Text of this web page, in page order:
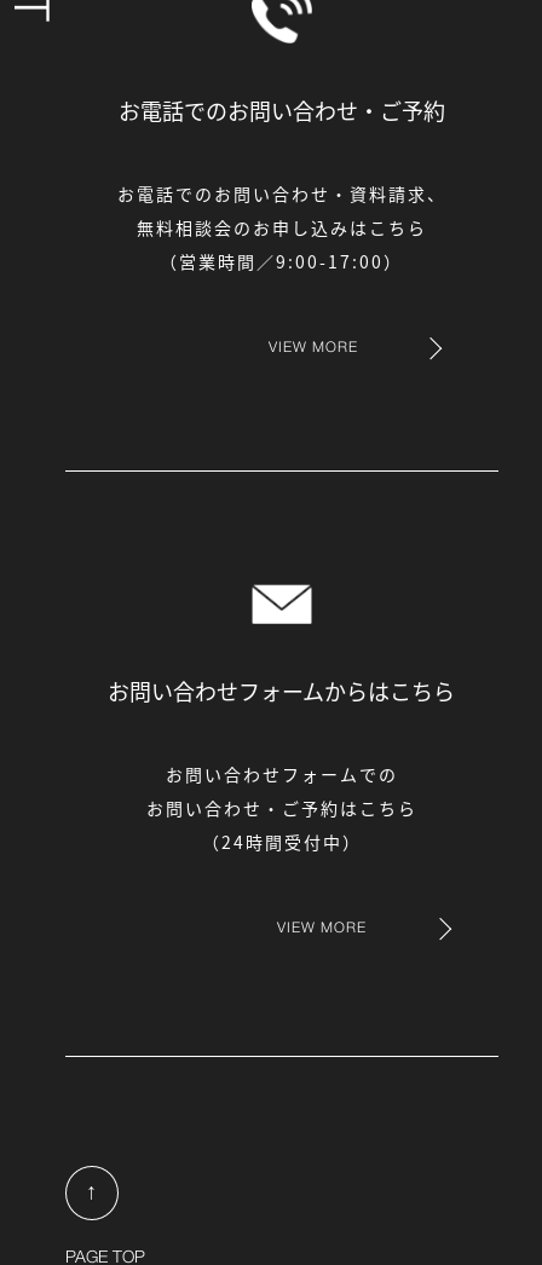
お電話でのお問い合わせ・ ご予約
お電話でのお問い合わせ・資料請求、
無料相談会のお申し込みはこちら
（営業時間／9:00-17:00）
VIEW MORE
お問い合わせフォームからはこちら
お問い合わせフォームでの
お問い合わせ・ご予約はこちら
（24時間受付中）
VIEW MORE
↑
PAGE TOP